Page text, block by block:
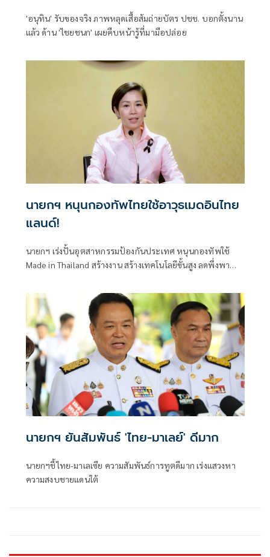
'อนุทิน' รับของจริง ภาพหลุดเสื้อส้มถ่ายบัตร ปชช. บอกตั้งนาน
แล้ว ด้าน 'ไชยชนก' เผยคืบหน้ารู้ที่มามือปล่อย
นายกฯ หนุนกองทัพไทยใช้อาวุธเมดอินไทย
แลนด์!
นายกฯ เร่งปั้นอุตสาหกรรมป้องกันประเทศ หนุนกองทัพใช้
Made in Thailand สร้างงาน สร้างเทคโนโลยีขั้นสูง ลดพึ่งพา
นายกฯ ยันสัมพันธ์ 'ไทย-มาเลย์' ดีมาก
นายกฯชี้ไทย-มาเลเซีย ความสัมพันธ์การทูตดีมาก เร่งแสวงหา
ความสงบชายแดนใต้